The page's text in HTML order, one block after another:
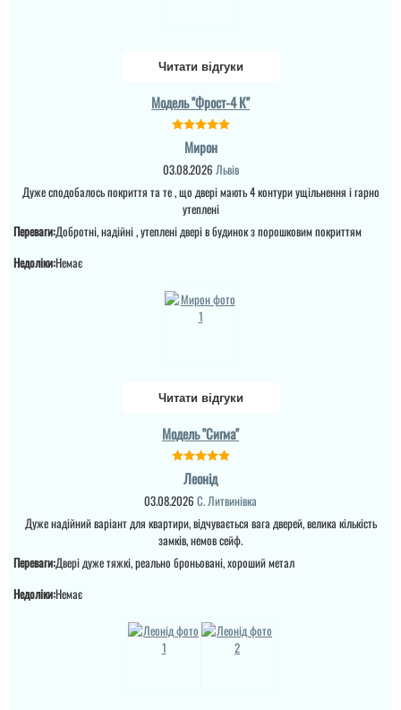
подивитись хто може
виконати таке якісне
характеристик дверей.
як зовні, так і в серед...
Читати відгуки
Модель "Фрост-4 К"
Мирон
03.08.2026 Львів
Дуже сподобалось покриття та те , що двері мають 4 контури ущільнення і гарно
утеплені
Переваги:Добротні, надійні , утеплені двері в будинок з порошковим покриттям
Недоліки:Немає
Читати відгуки
Модель "Сигма"
Леонід
03.08.2026 С. Литвинівка
Дуже надійний варіант для квартири, відчувається вага дверей, велика кількість
замків, немов сейф.
Переваги:Двері дуже тяжкі, реально броньовані, хороший метал
Недоліки:Немає